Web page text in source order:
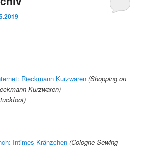
Rieckmann Kurzwaren (Shopping on
Kurzwaren)
Intimes Kränzchen (Cologne Sewing